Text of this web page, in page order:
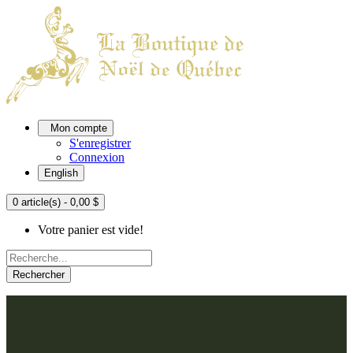
Mon compte
S'enregistrer
Connexion
English
0 article(s) - 0,00 $
Votre panier est vide!
Rechercher